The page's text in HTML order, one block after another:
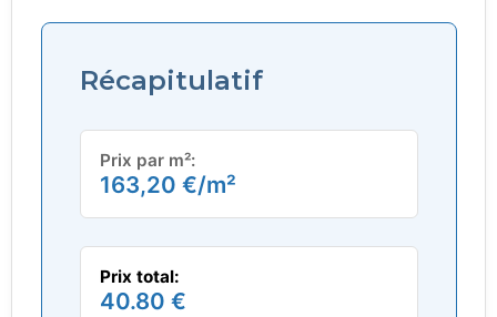
Récapitulatif
Prix par m²:
163,20 €/m²
Prix total:
40.80 €